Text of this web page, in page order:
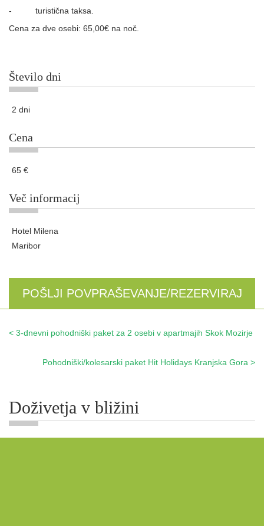
-
turistična taksa.
Cena za dve osebi: 65,00€ na noč.
Število dni
2 dni
Cena
65 €
Več informacij
Hotel Milena
Maribor
POŠLJI POVPRAŠEVANJE/REZERVIRAJ
< 3-dnevni pohodniški paket za 2 osebi v apartmajih Skok Mozirje
Pohodniški/kolesarski paket Hit Holidays Kranjska Gora >
Doživetja v bližini